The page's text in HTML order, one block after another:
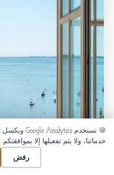
خدماتنا، ولا يتم تفعيلها إلا بموافقتكم.
رفض